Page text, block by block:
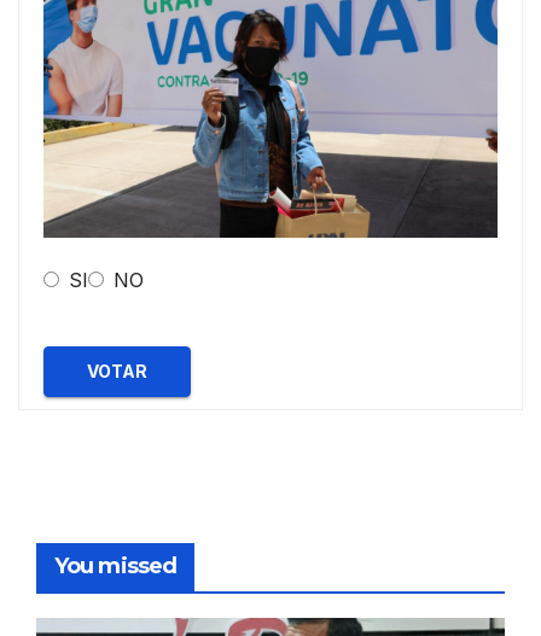
SI NO
VOTAR
You missed